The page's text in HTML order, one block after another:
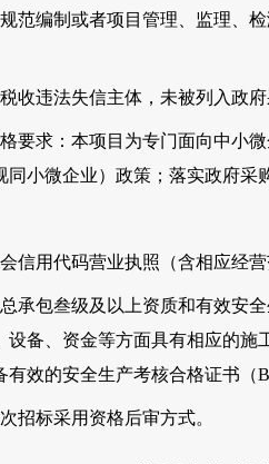
范编制或者项目管理、监理、
收违法失信主体，未被列入政
要求：本项目为专门面向中小
同小微企业）政策；落实政府
信用代码营业执照（含相应经
承包叁级及以上资质和有效安
设备、资金等方面具有相应的
有效的安全生产考核合格证书（
招标采用资格后审方式。